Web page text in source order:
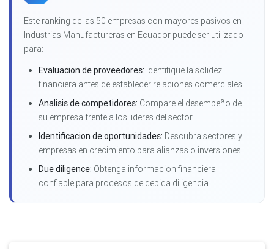
Este ranking de las 50 empresas con mayores pasivos en
Industrias Manufactureras en Ecuador puede ser utilizado
para:
Evaluacion de proveedores: Identifique la solidez
financiera antes de establecer relaciones comerciales.
Analisis de competidores: Compare el desempeño de
su empresa frente a los lideres del sector.
Identificacion de oportunidades: Descubra sectores y
empresas en crecimiento para alianzas o inversiones.
Due diligence: Obtenga informacion financiera
confiable para procesos de debida diligencia.